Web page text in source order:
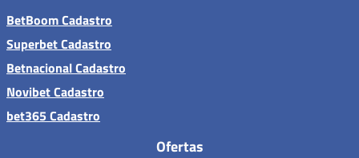
BetBoom Cadastro
Superbet Cadastro
Betnacional Cadastro
Novibet Cadastro
bet365 Cadastro
Ofertas